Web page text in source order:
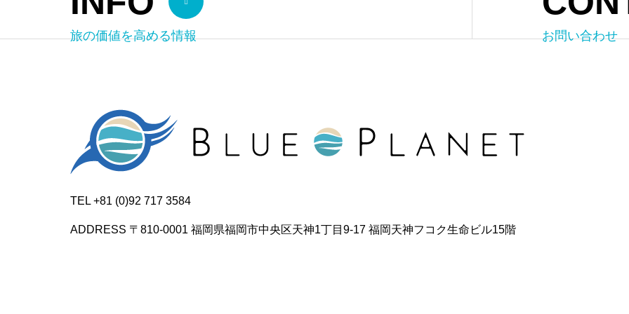
旅の価値を高める情報 お問い合わせ
TEL +81 (0)92 717 3584
ADDRESS 〒810-0001 福岡県福岡市中央区天神1丁目9-17 福岡天神フコク生命ビル15階